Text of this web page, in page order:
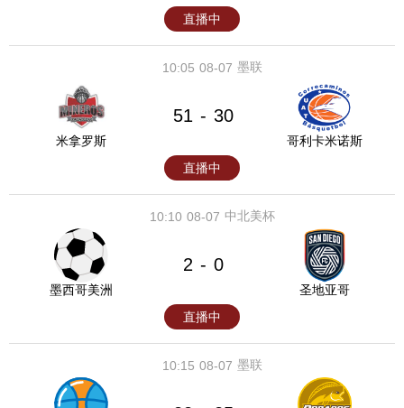
直播中
08-07
10:05 墨联
米拿罗斯
51 - 30
哥利卡米诺斯
直播中
08-07
10:10 中北美杯
墨西哥美洲
2 - 0
圣地亚哥
直播中
08-07
10:15 墨联